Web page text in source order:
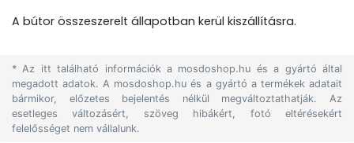
A bútor összeszerelt állapotban kerül kiszállításra.
* Az itt található információk a mosdoshop.hu és a gyártó által
megadott adatok. A mosdoshop.hu és a gyártó a termékek adatait
bármikor, előzetes bejelentés nélkül megváltoztathatják. Az
esetleges változásért, szöveg hibákért, fotó eltérésekért
felelősséget nem vállalunk.